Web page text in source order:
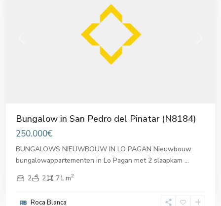
Bungalow in San Pedro del Pinatar (N8184)
250.000€
BUNGALOWS NIEUWBOUW IN LO PAGAN Nieuwbouw
bungalowappartementen in Lo Pagan met 2 slaapkam ...
2
2 71 m2
Roca Blanca